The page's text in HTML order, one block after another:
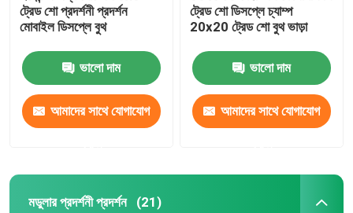
ট্রেড শো প্রদর্শনী প্রদর্শন
মোবাইল ডিসপ্লে বুথ
ভালো দাম
আমাদের সাথে যোগাযোগ
ট্রেড শো ডিসপ্লে চ্যাম্প
20x20 ট্রেড শো বুথ ভাড়া
ভালো দাম
আমাদের সাথে যোগাযোগ
মডুলার প্রদর্শনী প্রদর্শন (21)